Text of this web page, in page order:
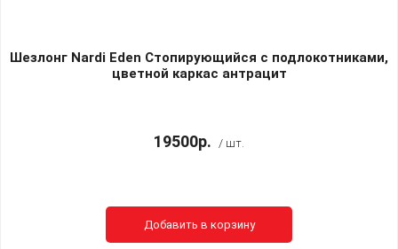
Шезлонг Nardi Eden Стопирующийся c подлокотниками,
цветной каркас антрацит
19500р. / шт.
Добавить в корзину